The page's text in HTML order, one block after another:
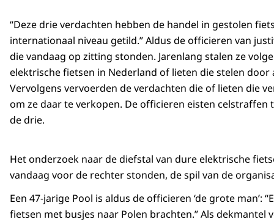
“Deze drie verdachten hebben de handel in gestolen
internationaal niveau getild.” Aldus de officieren van
die vandaag op zitting stonden. Jarenlang stalen ze
elektrische fietsen in Nederland of lieten die stelen door
Vervolgens vervoerden de verdachten die of lieten die
om ze daar te verkopen. De officieren eisten celstraffen
de drie.
Het onderzoek naar de diefstal van dure elektrische
vandaag voor de rechter stonden, de spil van de
Een 47-jarige Pool is aldus de officieren ‘de grote
fietsen met busjes naar Polen brachten.” Als